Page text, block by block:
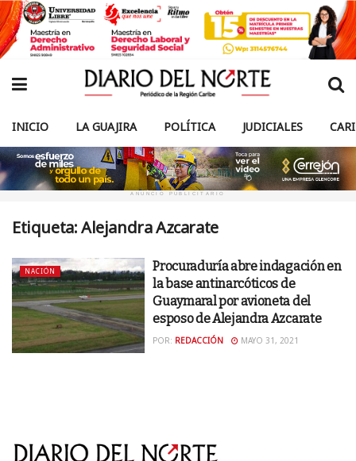
INICIO LA GUAJIRA POLÍTICA JUDICIALES
ANUNCIO PUBLICITARIO
Etiqueta:Alejandra Azcarate
NACIÓN
Procuraduría abre indagación en
la base antinarcóticos de
Guaymaral por avioneta del
esposo de Alejandra Azcarate
POR: REDACCIÓN MAYO 31, 2021